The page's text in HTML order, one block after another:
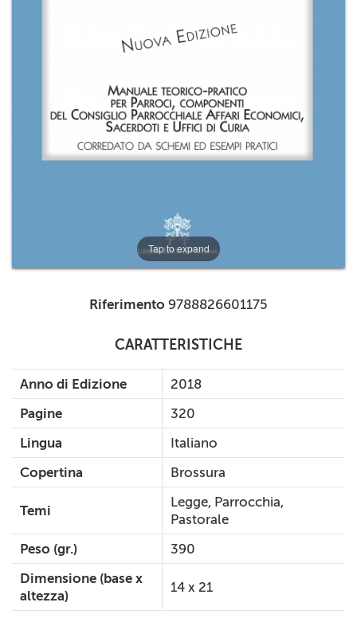
Tap to expand
Riferimento 9788826601175
CARATTERISTICHE
Anno di Edizione
2018
Pagine
320
Lingua
Italiano
Copertina
Brossura
Temi
Legge, Parrocchia,
Pastorale
Peso (gr.)
390
Dimensione (base x
altezza)
14 x 21